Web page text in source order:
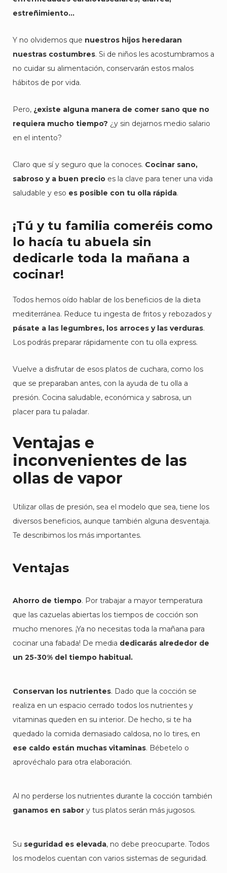
estreñimiento…
Y no olvidemos que nuestros hijos heredaran
nuestras costumbres. Si de niños les acostumbramos a
no cuidar su alimentación, conservarán estos malos
hábitos de por vida.
Pero, ¿existe alguna manera de comer sano que no
requiera mucho tiempo? ¿y sin dejarnos medio salario
en el intento?
Claro que sí y seguro que la conoces. Cocinar sano,
sabroso y a buen precio es la clave para tener una vida
saludable y eso es posible con tu olla rápida.
¡Tú y tu familia comeréis como
lo hacía tu abuela sin
dedicarle toda la mañana a
cocinar!
Todos hemos oído hablar de los beneficios de la dieta
mediterránea. Reduce tu ingesta de fritos y rebozados y
pásate a las legumbres, los arroces y las verduras.
Los podrás preparar rápidamente con tu olla express.
Vuelve a disfrutar de esos platos de cuchara, como los
que se preparaban antes, con la ayuda de tu olla a
presión. Cocina saludable, económica y sabrosa, un
placer para tu paladar.
Ventajas e
inconvenientes de las
ollas de vapor
Utilizar ollas de presión, sea el modelo que sea, tiene los
diversos beneficios, aunque también alguna desventaja.
Te describimos los más importantes.
Ventajas
Ahorro de tiempo. Por trabajar a mayor temperatura
que las cazuelas abiertas los tiempos de cocción son
mucho menores. ¡Ya no necesitas toda la mañana para
cocinar una fabada! De media dedicarás alrededor de
un 25-30% del tiempo habitual.
Conservan los nutrientes. Dado que la cocción se
realiza en un espacio cerrado todos los nutrientes y
vitaminas queden en su interior. De hecho, si te ha
quedado la comida demasiado caldosa, no lo tires, en
ese caldo están muchas vitaminas. Bébetelo o
aprovéchalo para otra elaboración.
Al no perderse los nutrientes durante la cocción también
ganamos en sabor y tus platos serán más jugosos.
Su seguridad es elevada, no debe preocuparte. Todos
los modelos cuentan con varios sistemas de seguridad.